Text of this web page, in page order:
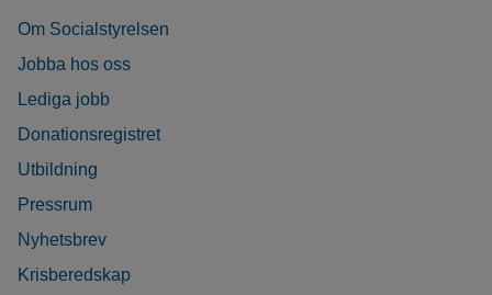
Om Socialstyrelsen
Jobba hos oss
Lediga jobb
Donationsregistret
Utbildning
Pressrum
Nyhetsbrev
Krisberedskap